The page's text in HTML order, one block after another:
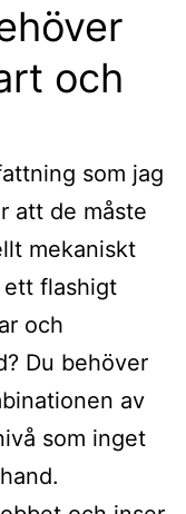
och
som jag
att de måste
mekaniskt
ett flashigt
och
Du behöver
av
som inget